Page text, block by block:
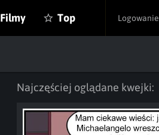
Logowanie
Filmy Top
Najczęściej oglądane kwejki: